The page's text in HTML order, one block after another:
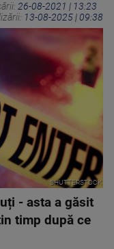
26-08-2021 | 13:23
13-08-2025 | 09:38
SHUTTERSTOCK
- asta a găsit
timp după ce